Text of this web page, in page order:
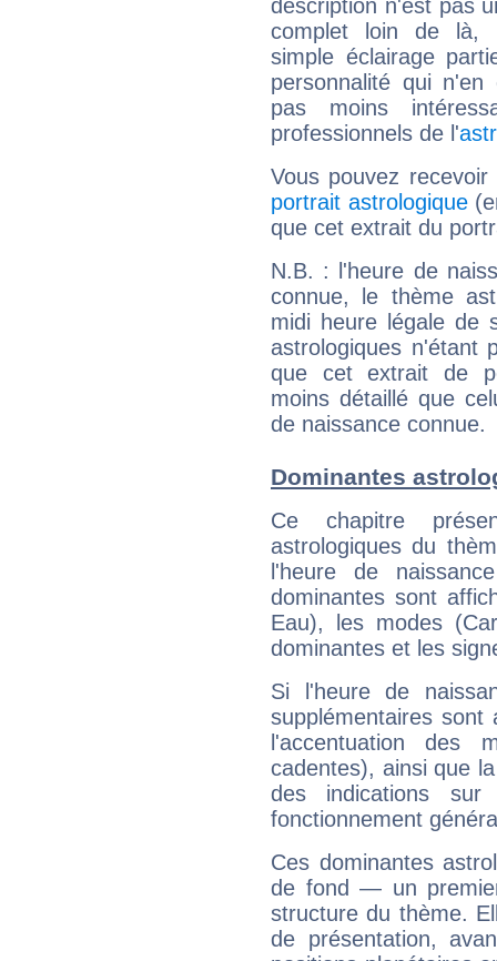
description n'est pas
complet loin de là,
simple éclairage
personnalité qui n'en
pas moins
professionnels de l'
Vous pouvez
portrait astrologique
que cet extrait du
N.B. : l'heure de
connue, le thème
midi heure légale de
astrologiques n'étant
que cet extrait de
moins détaillé que
de naissance connue.
Dominantes
Ce chapitre
astrologiques du
l'heure de
dominantes sont
Eau), les modes
dominantes et les
Si l'heure de
supplémentaires sont
l'accentuation des
cadentes), ainsi que
des indications sur
fonctionnement
Ces dominantes
de fond — un
structure du thème.
de présentation,